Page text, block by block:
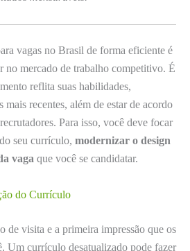
vagas no Brasil de forma eficiente é
no mercado de trabalho competitivo. É
reflita suas habilidades,
mais recentes, além de estar de acordo
Para isso, você deve focar
do seu currículo, modernizar o design
vaga que você se candidatar.
do Currículo
de visita e a primeira impressão que os
Um currículo desatualizado pode fazer